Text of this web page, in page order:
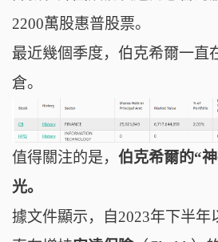
2200萬股惠普股票。
最近幾個季度， 伯克希爾一直
倉。
值得關注的是， 伯克希爾的“
光。
據文件顯示，自2023年下半年